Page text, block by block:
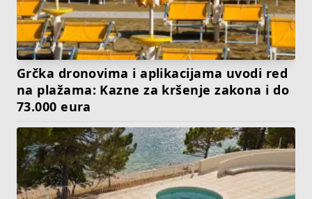
Grčka dronovima i aplikacijama uvodi red
na plažama: Kazne za kršenje zakona i do
73.000 eura